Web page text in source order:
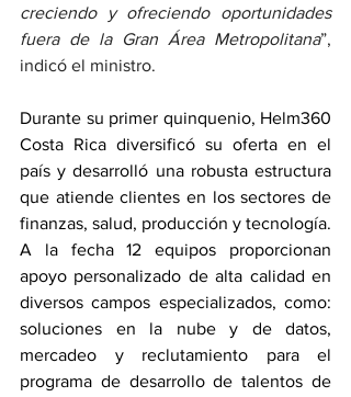
creciendo y ofreciendo oportunidades
fuera de la Gran Área Metropolitana”,
indicó el ministro.
Durante su primer quinquenio, Helm360
Costa Rica diversificó su oferta en el
país y desarrolló una robusta estructura
que atiende clientes en los sectores de
finanzas, salud, producción y tecnología.
A la fecha 12 equipos proporcionan
apoyo personalizado de alta calidad en
diversos campos especializados, como:
soluciones en la nube y de datos,
mercadeo y reclutamiento para el
programa de desarrollo de talentos de